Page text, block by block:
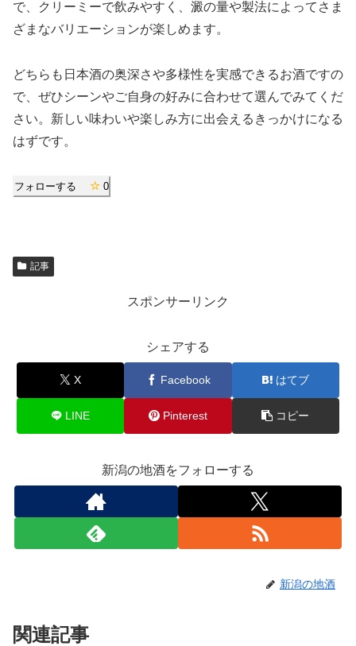
で、クリーミーで飲みやすく、澱の量や製法によってさま
ざまなバリエーションが楽しめます。
どちらも日本酒の奥深さや多様性を実感できるお酒ですの
で、ぜひシーンやご自身の好みに合わせて選んでみてくだ
さい。新しい味わいや楽しみ方に出会えるきっかけになる
はずです。
フォローする 0
記事
スポンサーリンク
シェアする
X Facebook はてブ
LINE Pinterest コピー
新潟の地酒をフォローする
新潟の地酒
関連記事